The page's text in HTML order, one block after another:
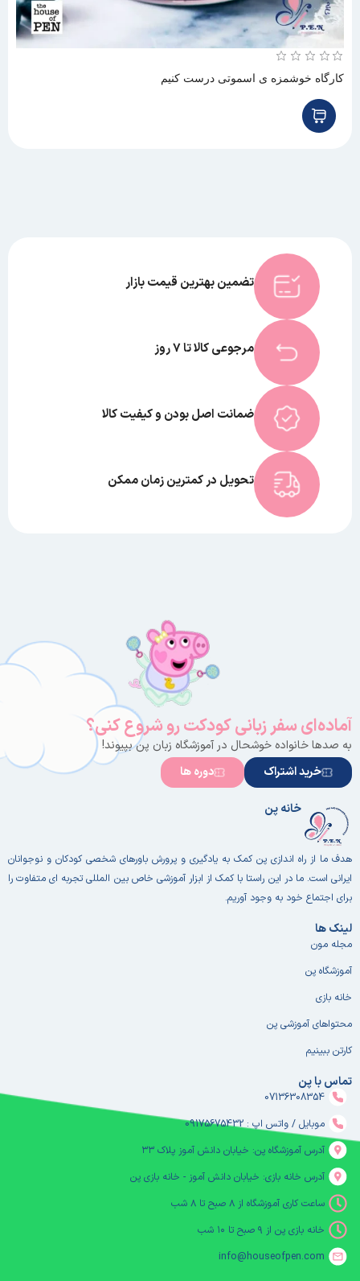
کارگاه خوشمزه ی اسموتی درست کنیم
تضمین بهترین قیمت بازار
مرجوعی کالا تا 7 روز
ضمانت اصل بودن و کیفیت کالا
تحویل در کمترین زمان ممکن
آماده‌ای سفر زبانی کودکت رو شروع کنی؟
به صدها خانواده خوشحال در آموزشگاه زبان پن بپیوند!
خرید اشتراک
دوره ها
خانه پن
هدف ما از راه اندازی پن کمک به یادگیری و پرورش باورهای شخصی کودکان و نوجوانان
ایرانی است. ما در این راستا با کمک از ابزار آموزشی خاص بین المللی تجربه ای متفاوت را
برای اجتماع خود به وجود آوریم.
لینک ها
مجله مون
آموزشگاه پن
خانه بازی
محتواهای آموزشی پن
کارتن ببینیم
تماس با پن
07136308354
موبایل / واتس اپ : 09175675432
آدرس آموزشگاه پن: خیابان دانش آموز پلاک ۳۳
آدرس خانه بازی: خیابان دانش آموز - خانه بازی پن
ساعت کاری آموزشگاه از ۸ صبح تا ۸ شب
خانه بازی پن از ۹ صبح تا ۱۰ شب
info@houseofpen.com